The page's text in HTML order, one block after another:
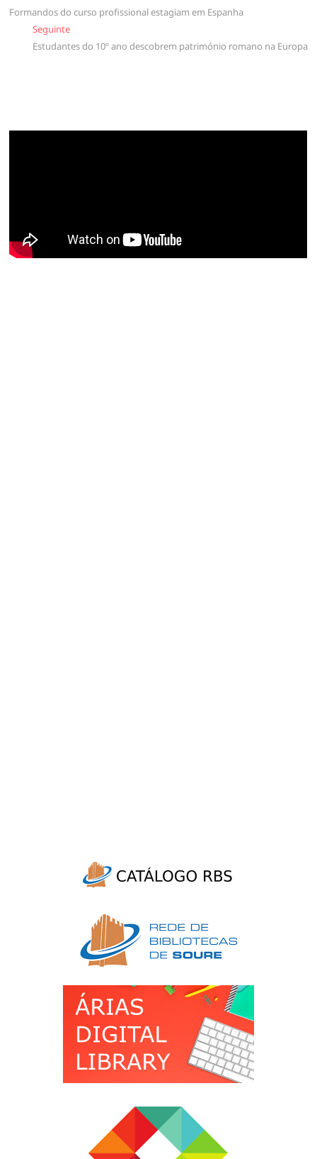
de
artigos
Formandos do curso profissional estagiam em Espanha
SeguinteSeguinte
Estudantes do 10º ano descobrem património romano na Europa